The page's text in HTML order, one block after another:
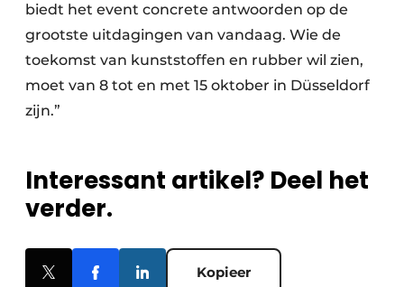
biedt het event concrete antwoorden op de
grootste uitdagingen van vandaag. Wie de
toekomst van kunststoffen en rubber wil zien,
moet van 8 tot en met 15 oktober in Düsseldorf
zijn.”
Interessant artikel? Deel het
verder.
Kopieer